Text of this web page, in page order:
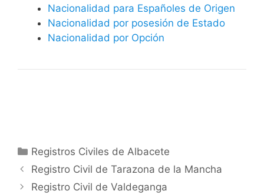
Nacionalidad para Españoles de Origen
Nacionalidad por posesión de Estado
Nacionalidad por Opción
Categorías
Registros Civiles de Albacete
Registro Civil de Tarazona de la Mancha
Registro Civil de Valdeganga